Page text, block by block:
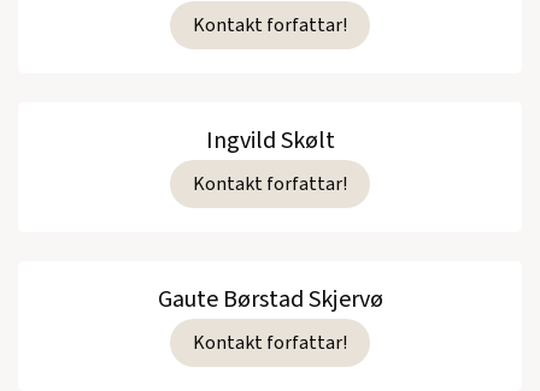
Kontakt forfattar!
Ingvild Skølt
Kontakt forfattar!
Gaute Børstad Skjervø
Kontakt forfattar!